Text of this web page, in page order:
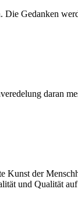
Gedanken
daran
Kunst der
und Qualität